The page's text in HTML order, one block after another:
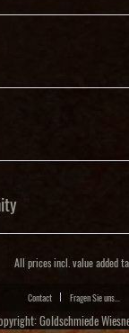
All prices incl. value added
Contact Fragen Sie uns...
Goldschmiede